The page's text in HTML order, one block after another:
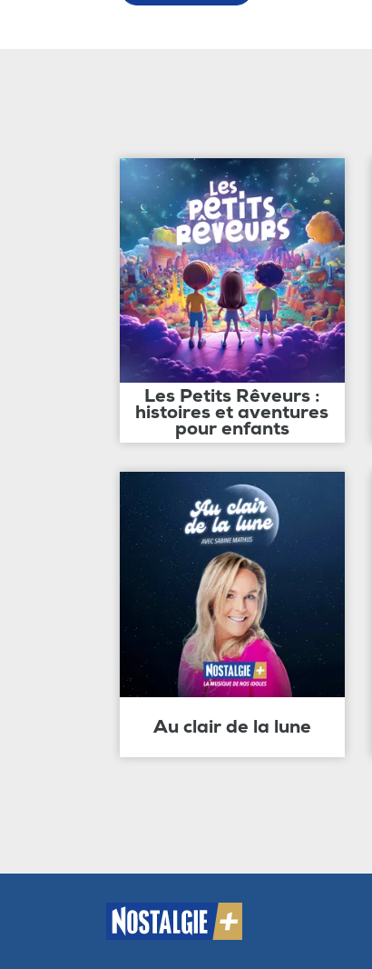
Les Petits Rêveurs :
histoires et aventures
pour enfants
Au clair de la lune